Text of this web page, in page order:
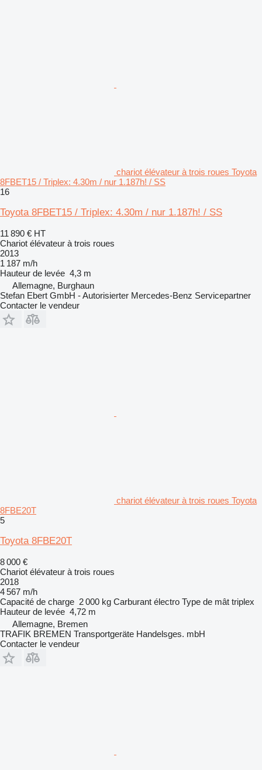
chariot élévateur à trois roues Toyota
8FBET15 / Triplex: 4.30m / nur 1.187h! / SS
16
Toyota 8FBET15 / Triplex: 4.30m / nur 1.187h! / SS
11 890 € HT
Chariot élévateur à trois roues
2013
1 187 m/h
Hauteur de levée 4,3 m
Allemagne, Burghaun
Stefan Ebert GmbH - Autorisierter Mercedes-Benz Servicepartner
Contacter le vendeur
chariot élévateur à trois roues Toyota
8FBE20T
5
Toyota 8FBE20T
8 000 €
Chariot élévateur à trois roues
2018
4 567 m/h
Capacité de charge 2 000 kg Carburant électro Type de mât triplex
Hauteur de levée 4,72 m
Allemagne, Bremen
TRAFIK BREMEN Transportgeräte Handelsges. mbH
Contacter le vendeur